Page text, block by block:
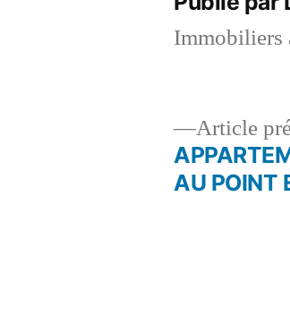
Immobiliers
Navigation
Article
AU POINT